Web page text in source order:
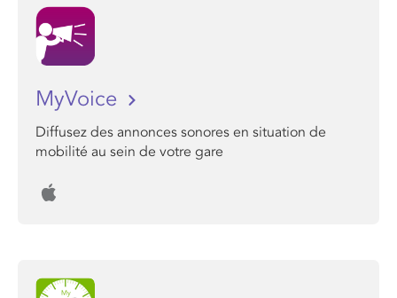
MyVoice
Diffusez des annonces sonores en situation de
mobilité au sein de votre gare